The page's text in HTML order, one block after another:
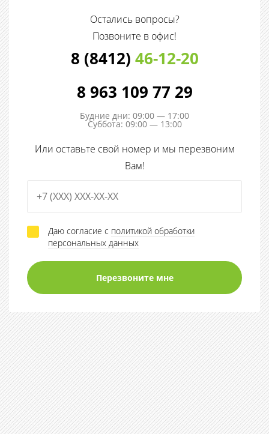
Остались вопросы?
Позвоните в офис!
8 (8412) 46-12-20
8 963 109 77 29
Будние дни: 09:00 — 17:00
Суббота: 09:00 — 13:00
Или оставьте свой номер и мы перезвоним
Вам!
Даю согласие с политикой обработки
персональных данных